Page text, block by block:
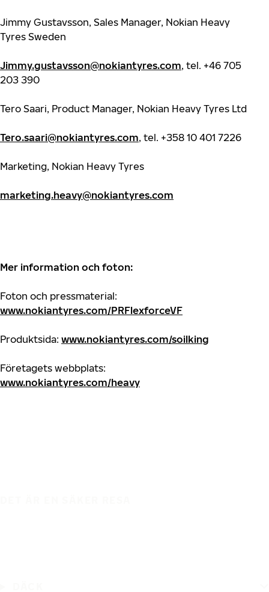
Jimmy Gustavsson, Sales Manager, Nokian Heavy
Tyres Sweden
Jimmy.gustavsson@nokiantyres.com, tel. +46 705
203 390
Tero Saari, Product Manager, Nokian Heavy Tyres Ltd
Tero.saari@nokiantyres.com, tel. +358 10 401 7226
Marketing, Nokian Heavy Tyres
marketing.heavy@nokiantyres.com
Mer information och foton:
Foton och pressmaterial:
www.nokiantyres.com/PRFlexforceVF
Produktsida: www.nokiantyres.com/soilking
Företagets webbplats:
www.nokiantyres.com/heavy